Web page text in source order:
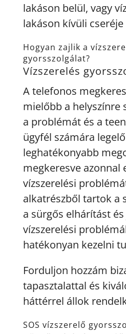
lakáson belül, vagy
lakáson kívüli cseréje
Hogyan zajlik a
gyorsszolgálat?
Vízszerelés
A telefonos
mielőbb a helyszínre
a problémát és a
ügyfél számára
leghatékonyabb
megkeresve azonnal
vízszerelési
alkatrészből tartok a
a sürgős elhárítást
vízszerelési
hatékonyan kezelni
Forduljon hozzám
tapasztalattal és
háttérrel állok
SOS vízszerelő